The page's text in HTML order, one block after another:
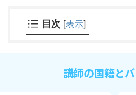
目次 [表示]
講師の国籍と